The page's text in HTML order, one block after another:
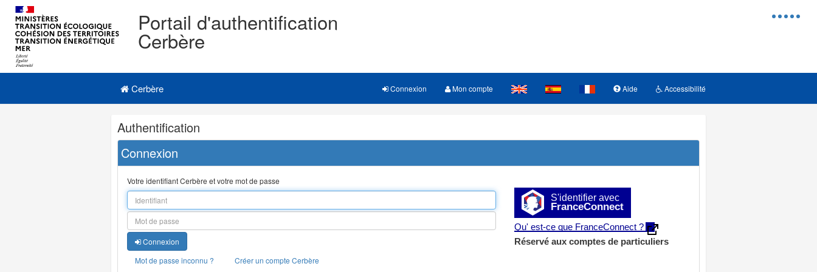
Menu
Portail d'authentification
Cerbère
Navigation
Menu principal
Cerbère Connexion Mon compte Aide Accessibilité
Navigation
et
outils
annexes
Authentification
Connexion
S'identifier avec
FranceConnect
Qu' est-ce que FranceConnect ?
Réservé aux comptes de particuliers
Votre identifiant Cerbère et votre mot de passe
Connexion
Mot de passe inconnu ?
Créer un compte Cerbère